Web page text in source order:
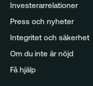
Investerarrelationer
Press och nyheter
Integritet och säkerhet
Om du inte är nöjd
Få hjälp